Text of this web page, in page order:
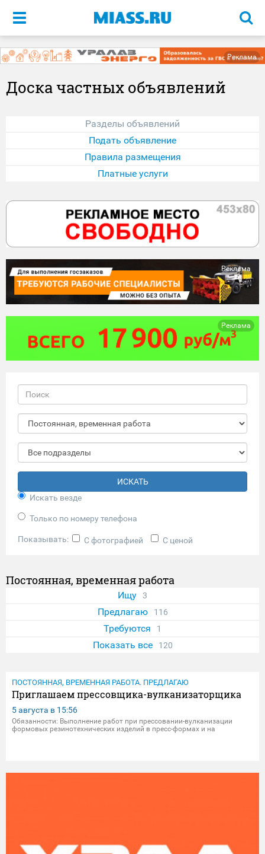
Меню
Реклама
Доска частных объявлений
Разделы объявлений
Подать объявление
Правила размещения
Платные услуги
Реклама
Реклама
ИСКАТЬ
Искать везде
Только по номеру телефона
Показывать: С фотографией С ценой
Постоянная, временная работа
Ищу 3
Предлагаю 116
Требуются 1
Показать все 120
ПОСТОЯННАЯ, ВРЕМЕННАЯ РАБОТА. ПРЕДЛАГАЮ
Приглашаем прессовщика-вулканизаторщика
5 августа в 15:56
Обязанности: Выполнение работ при прессовании-вулканизации
формовых резинотехнических изделий в пресс-формах и на